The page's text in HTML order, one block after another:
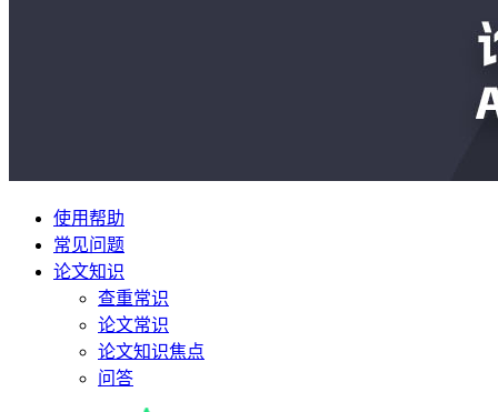
使用帮助
常见问题
论文知识
查重常识
论文常识
论文知识焦点
问答